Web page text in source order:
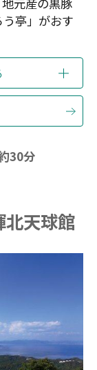
亭」がおす
30分
北天球館